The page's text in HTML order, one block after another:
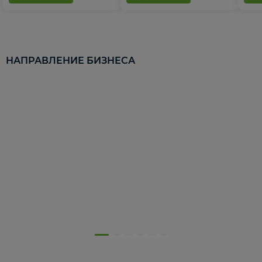
НАПРАВЛЕНИЕ БИЗНЕСА